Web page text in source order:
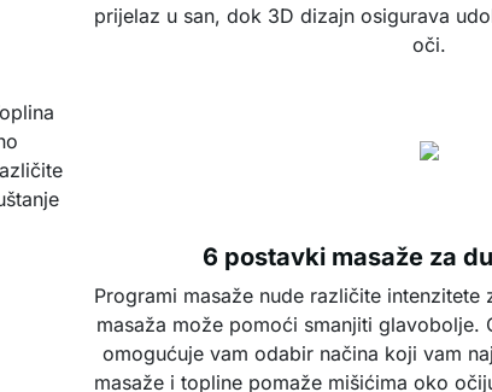
prijelaz u san, dok 3D dizajn osigurava
oči.
6 postavki masaže za
Programi masaže nude različite intenzitete
masaža može pomoći smanjiti glavobolje.
omogućuje vam odabir načina koji vam
masaže i topline pomaže mišićima oko